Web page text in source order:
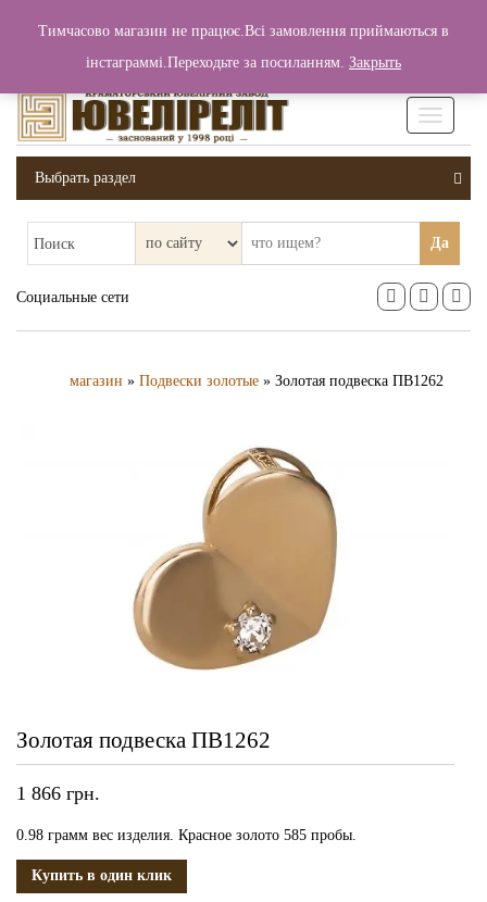
Вход / Регистрация 0 грн.
Выбрать раздел
Поиск Да
Социальные сети
магазин » Подвески золотые » Золотая подвеска ПВ1262
Золотая подвеска ПВ1262
1 866 грн.
0.98 грамм вес изделия. Красное золото 585 пробы.
Купить в один клик
Тимчасово магазин не працює.Всі замовлення приймаються в
інстаграммі.Переходьте за посиланням. Закрыть